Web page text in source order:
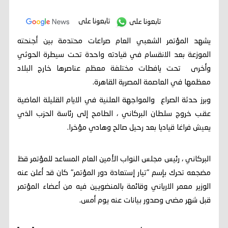
تابعونا على تابعونا على
يشهد المؤتمر الشعبي العام صراعات محتدمة بين أجنحته
الموزعة بعد الانقسام في قيادته واحدة تحت سيطرة الحوثي
وأخرى تحت يافطات مختلفة معظم عناصرها خارج البلاد
معظمها في العاصمة المصرية القاهرة.
وبرز حدثة الصراع والمواجهة العلنية في الايام القليلة الماضية
عقب خروج سلطان البركاني ، الطامح إلى رئاسة الحزب الذي
يعيش فراغا قياديا بعد رحيل صالح وهادي مؤخرا.
البركاني ، رئيس مجلس النواب الأمين العام المساعد للمؤتمر قظ
مضجعه تحرك بإسم "تيار إستعادة دور المؤتمر" كان قد أعلن عنه
الوزير معمر الارياني وقائمة بالمنضويين فيه من أعضاء المؤتمر
قبل شهر مضى وصدور بيانات عنه يوم أمس.